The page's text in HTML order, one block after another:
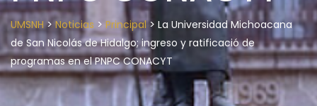
UMSNH> Noticias > Principal> La Universidad Michoacana
de San Nicolás de Hidalgo; ingreso y ratificació de
programas en el PNPC CONACYT